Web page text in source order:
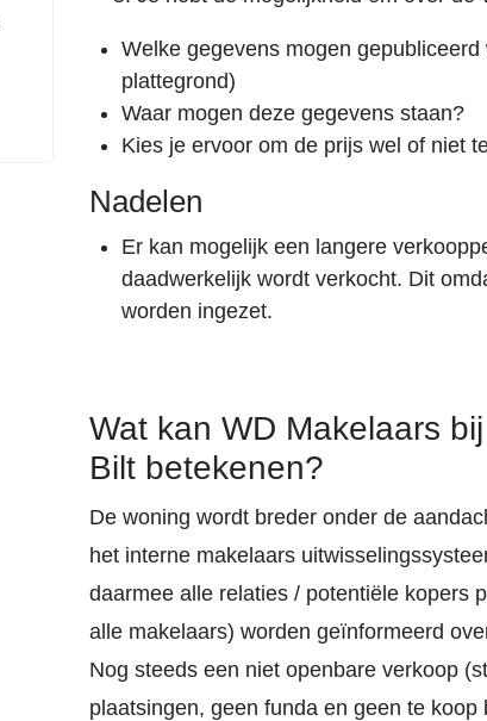
Welke gegevens mogen
plattegrond)
Waar mogen deze gegevens staan?
Kies je ervoor om de prijs wel of niet
Nadelen
Er kan mogelijk een langere
daadwerkelijk wordt verkocht. Dit
worden ingezet.
Wat kan WD Makelaars
Bilt betekenen?
De woning wordt breder onder de
het interne makelaars
daarmee alle relaties / potentiële kopers
alle makelaars) worden geïnformeerd
Nog steeds een niet openbare verkoop
plaatsingen, geen funda en geen te